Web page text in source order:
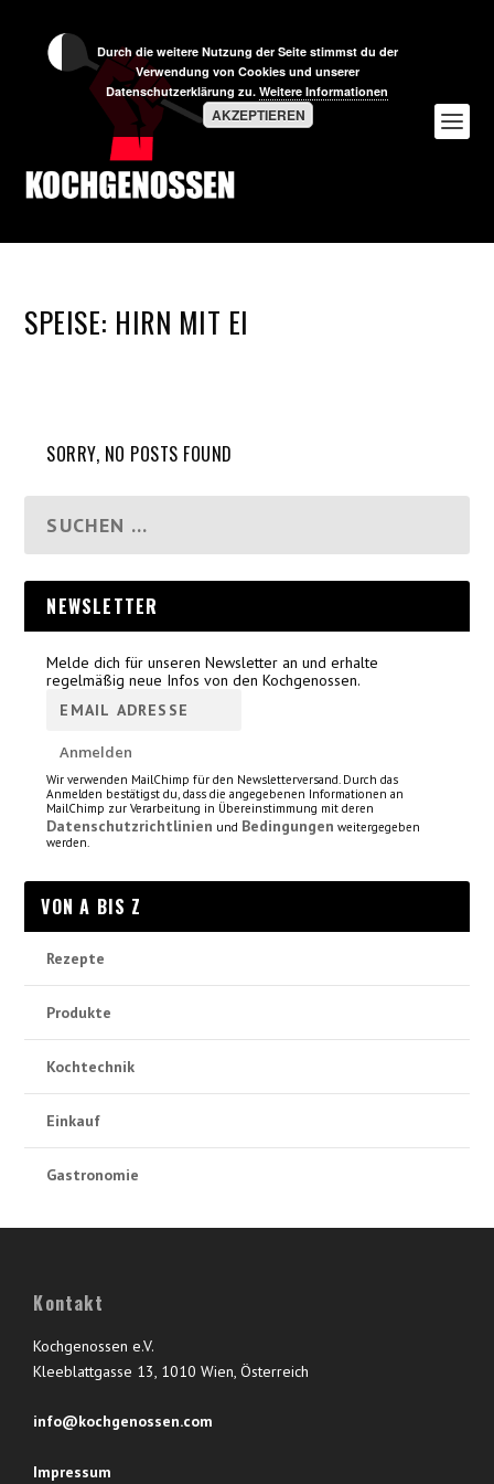
SPEISE: HIRN MIT EI
SORRY, NO POSTS FOUND
NEWSLETTER
Melde dich für unseren Newsletter an und erhalte
regelmäßig neue Infos von den Kochgenossen.
Wir verwenden MailChimp für den Newsletterversand. Durch das
Anmelden bestätigst du, dass die angegebenen Informationen an
MailChimp zur Verarbeitung in Übereinstimmung mit deren
Datenschutzrichtlinien und Bedingungen weitergegeben
werden.
VON A BIS Z
Rezepte
Produkte
Kochtechnik
Einkauf
Gastronomie
Kontakt
Kochgenossen e.V.
Kleeblattgasse 13, 1010 Wien, Österreich
info@kochgenossen.com
Impressum
Durch die weitere Nutzung der Seite stimmst du der
Verwendung von Cookies und unserer
Datenschutzerklärung zu. Weitere Informationen
AKZEPTIEREN